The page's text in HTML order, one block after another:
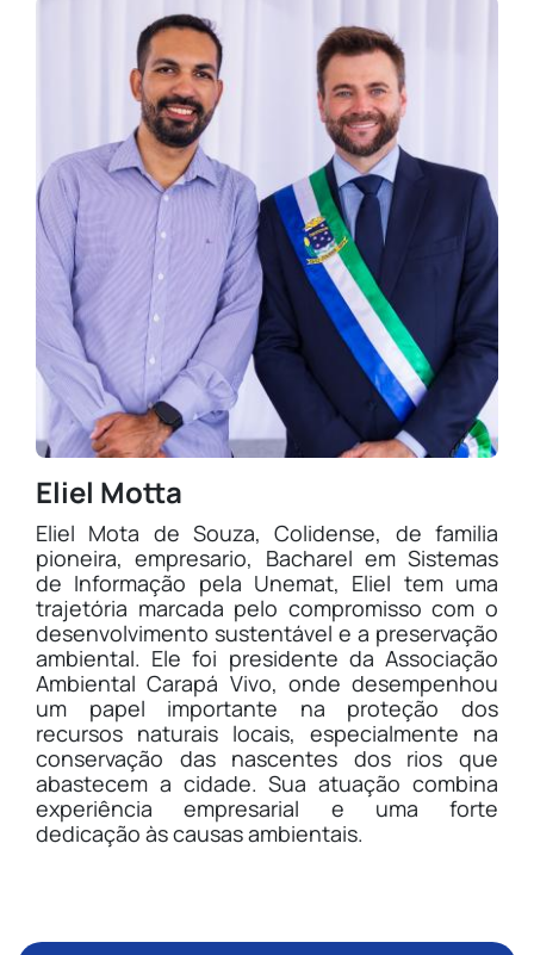
Eliel Motta
Eliel Mota de Souza, Colidense, de familia
pioneira, empresario, Bacharel em Sistemas
de Informação pela Unemat, Eliel tem uma
trajetória marcada pelo compromisso com o
desenvolvimento sustentável e a preservação
ambiental. Ele foi presidente da Associação
Ambiental Carapá Vivo, onde desempenhou
um papel importante na proteção dos
recursos naturais locais, especialmente na
conservação das nascentes dos rios que
abastecem a cidade. Sua atuação combina
experiência empresarial e uma forte
dedicação às causas ambientais.